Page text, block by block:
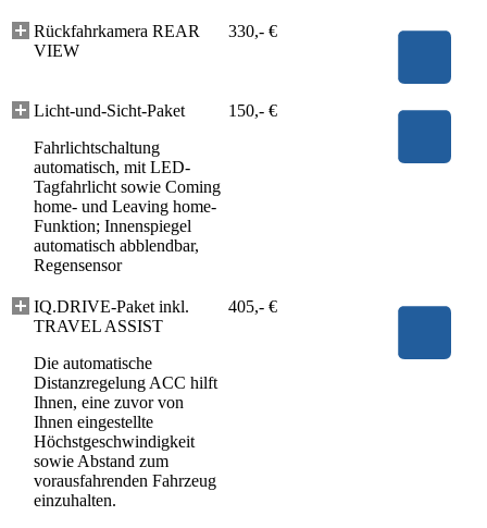
Rückfahrkamera REAR
VIEW
330,- €
Licht-und-Sicht-Paket
Fahrlichtschaltung
automatisch, mit LED-
Tagfahrlicht sowie Coming
home- und Leaving home-
Funktion; Innenspiegel
automatisch abblendbar,
Regensensor
150,- €
IQ.DRIVE-Paket inkl.
TRAVEL ASSIST
Die automatische
Distanzregelung ACC hilft
Ihnen, eine zuvor von
Ihnen eingestellte
Höchstgeschwindigkeit
sowie Abstand zum
vorausfahrenden Fahrzeug
einzuhalten.
405,- €